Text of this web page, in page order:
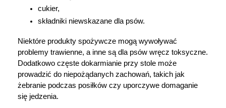
cukier,
składniki niewskazane dla psów.
Niektóre produkty spożywcze mogą wywoływać
problemy trawienne, a inne są dla psów wręcz toksyczne.
Dodatkowo częste dokarmianie przy stole może
prowadzić do niepożądanych zachowań, takich jak
żebranie podczas posiłków czy uporczywe domaganie
się jedzenia.